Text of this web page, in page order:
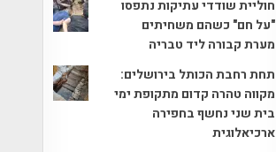
חוליית שודדי עתיקות נתפסו
"על חם" כשהם משחיתים
מערת קבורה ליד טבריה
תחת רחבת הכותל בירושלים:
מקווה טהרה קדום מתקופת ימי
בית שני נחשף בחפירה
ארכיאלוגית